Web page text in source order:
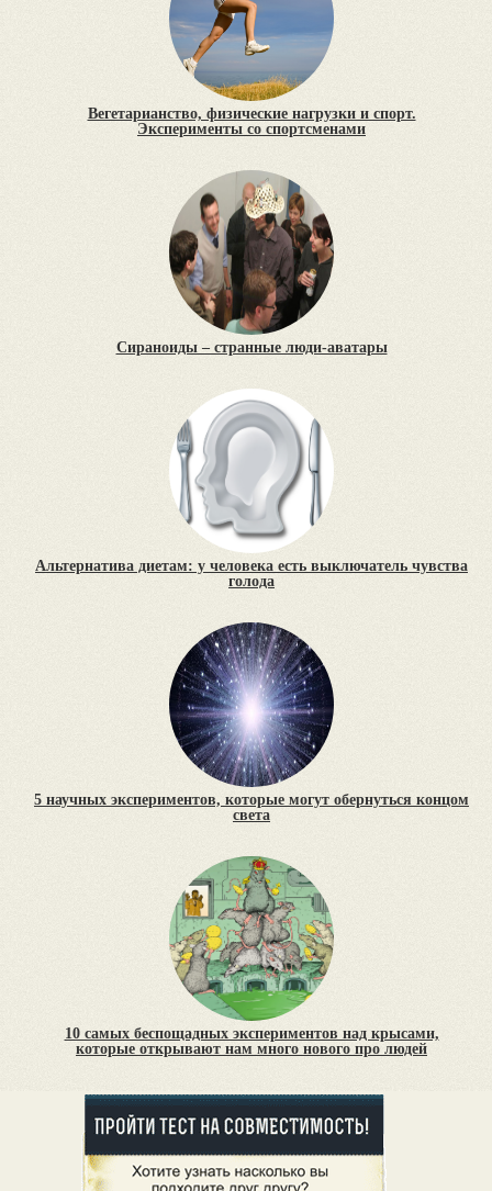
Вегетарианство, физические нагрузки и спорт.
Эксперименты со спортсменами
Сираноиды – странные люди-аватары
Альтернатива диетам: у человека есть выключатель чувства
голода
5 научных экспериментов, которые могут обернуться концом
света
10 самых беспощадных экспериментов над крысами,
которые открывают нам много нового про людей